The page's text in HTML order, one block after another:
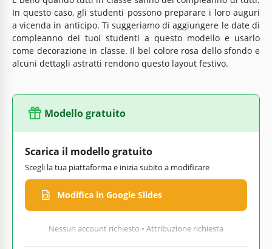
In questo caso, gli studenti possono preparare i loro auguri
a vicenda in anticipo. Ti suggeriamo di aggiungere le date di
compleanno dei tuoi studenti a questo modello e usarlo
come decorazione in classe. Il bel colore rosa dello sfondo e
alcuni dettagli astratti rendono questo layout festivo.
Modello gratuito
Scarica il modello gratuito
Scegli la tua piattaforma e inizia subito a modificare
Modifica in Google Slides
Nessun account richiesto • Attribuzione richiesta